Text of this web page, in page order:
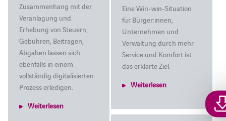
Zusammenhang mit der
Veranlagung und
Erhebung von Steuern,
Gebühren, Beiträgen,
Abgaben lassen sich
ebenfalls in einem
vollständig digitalisierten
Prozess erledigen.
Weiterlesen
Eine Win-win-Situation
für Bürger:innen,
Unternehmen und
Verwaltung durch mehr
Service und Komfort ist
das erklärte Ziel.
Weiterlesen